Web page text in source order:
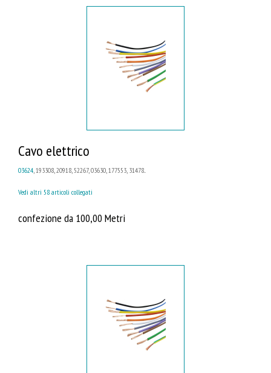
Cavo elettrico
03624 , 193308, 20918, 52267, 03630, 177553, 31478...
Vedi altri 58 articoli collegati
confezione da 100,00 Metri